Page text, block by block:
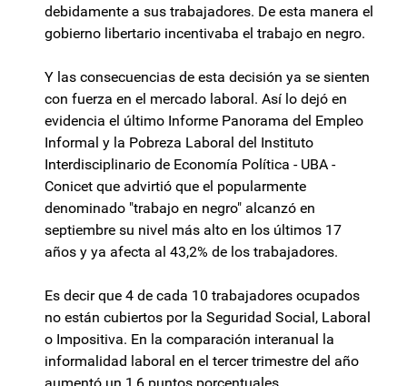
debidamente a sus trabajadores. De esta manera el
gobierno libertario incentivaba el trabajo en negro.
Y las consecuencias de esta decisión ya se sienten
con fuerza en el mercado laboral. Así lo dejó en
evidencia el último Informe Panorama del Empleo
Informal y la Pobreza Laboral del Instituto
Interdisciplinario de Economía Política - UBA -
Conicet que advirtió que el popularmente
denominado "trabajo en negro" alcanzó en
septiembre su nivel más alto en los últimos 17
años y ya afecta al 43,2% de los trabajadores.
Es decir que 4 de cada 10 trabajadores ocupados
no están cubiertos por la Seguridad Social, Laboral
o Impositiva. En la comparación interanual la
informalidad laboral en el tercer trimestre del año